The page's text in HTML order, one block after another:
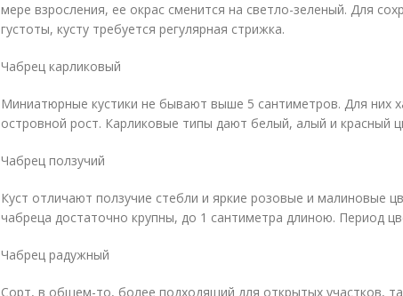
мере взросления, ее окрас сменится на светло-зеленый. Для
густоты, кусту требуется регулярная стрижка.
Чабрец карликовый
Миниатюрные кустики не бывают выше 5 сантиметров. Для них
островной рост. Карликовые типы дают белый, алый и красный
Чабрец ползучий
Куст отличают ползучие стебли и яркие розовые и малиновые
чабреца достаточно крупны, до 1 сантиметра длиною. Период
Чабрец радужный
Сорт, в общем-то, более подходящий для открытых участков,